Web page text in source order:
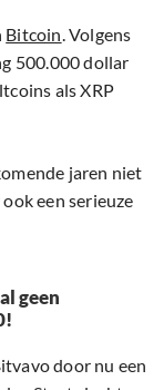
Bitcoin. Volgens
500.000 dollar
als XRP
jaren niet
een serieuze
geen
door nu een